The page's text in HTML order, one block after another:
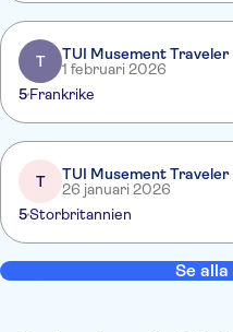
T
TUI Musement Traveler
1 februari 2026
5Frankrike
T
TUI Musement Traveler
26 januari 2026
5Storbritannien
Se